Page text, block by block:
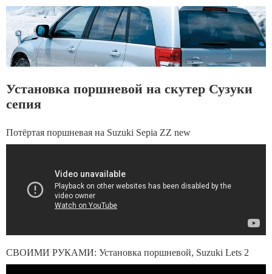
Установка поршневой на скутер Сузуки
сепия
Потёртая поршневая на Suzuki Sepia ZZ new
СВОИМИ РУКАМИ: Установка поршневой, Suzuki Lets 2